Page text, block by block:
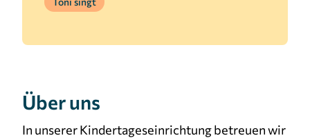
Über uns
In unserer Kindertageseinrichtung betreuen wir